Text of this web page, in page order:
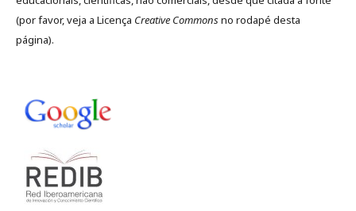
(por favor, veja a Licença Creative Commonsno rodapé desta
página).